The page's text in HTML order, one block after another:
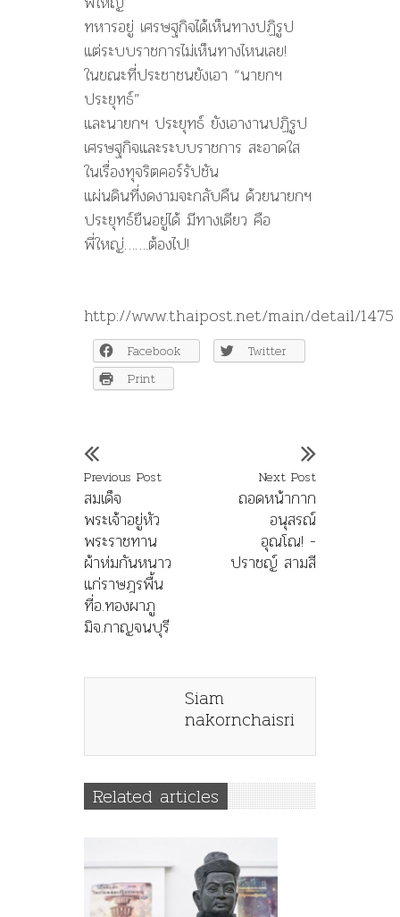
ทหารอยู่ เศรษฐกิจได้เห็นทางปฏิรูป
แต่ระบบราชการไม่เห็นทางไหนเลย!
ในขณะที่ประชาชนยังเอา “นายกฯ
ประยุทธ์”
และนายกฯ ประยุทธ์ ยังเอางานปฏิรูป
เศรษฐกิจและระบบราชการ สะอาดใส
ในเรื่องทุจริตคอร์รัปชัน
แผ่นดินที่งดงามจะกลับคืน ด้วยนายกฯ
ประยุทธ์ยืนอยู่ได้ มีทางเดียว คือ
พี่ใหญ่…….ต้องไป!
http://www.thaipost.net/main/detail/1475
Facebook
Twitter
Print
Previous Post
สมเด็จ
พระเจ้าอยู่หัว
พระราชทาน
ผ้าห่มกันหนาว
แก่ราษฎรพื้น
ที่อ.ทองผาภู
มิจ.กาญจนบุรี
Next Post
ถอดหน้ากาก
อนุสรณ์
อุณโณ! -
ปราชญ์ สามสี
Siam
nakornchaisri
Related articles